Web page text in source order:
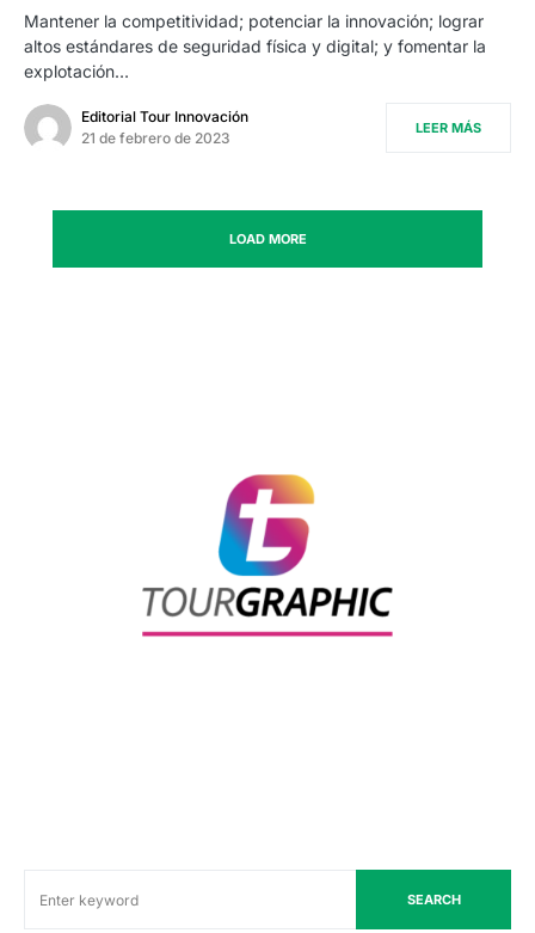
Mantener la competitividad; potenciar la innovación; lograr
altos estándares de seguridad física y digital; y fomentar la
explotación…
Editorial Tour Innovación
21 de febrero de 2023
LEER MÁS
LOAD MORE
SEARCH